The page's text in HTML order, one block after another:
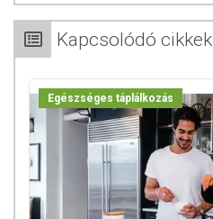
Kapcsolódó cikkek
Egészséges táplálkozás